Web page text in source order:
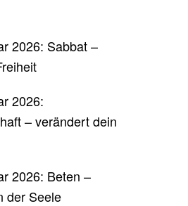
2026: Sabbat –
2026:
– verändert dein
2026: Beten –
der Seele